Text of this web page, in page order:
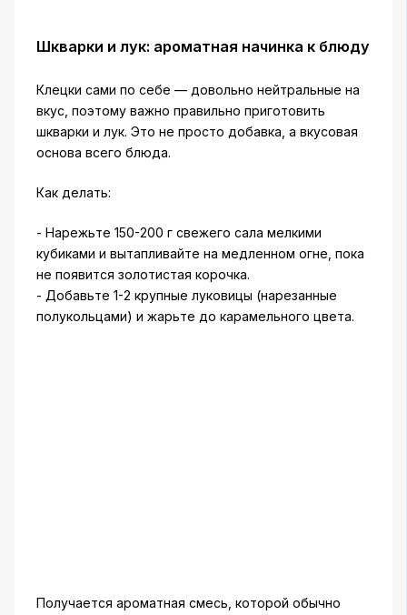
Шкварки и лук: ароматная начинка к блюду
Клецки сами по себе — довольно нейтральные на
вкус, поэтому важно правильно приготовить
шкварки и лук. Это не просто добавка, а вкусовая
основа всего блюда.
Как делать:
- Нарежьте 150-200 г свежего сала мелкими
кубиками и вытапливайте на медленном огне, пока
не появится золотистая корочка.
- Добавьте 1-2 крупные луковицы (нарезанные
полукольцами) и жарьте до карамельного цвета.
Получается ароматная смесь, которой обычно